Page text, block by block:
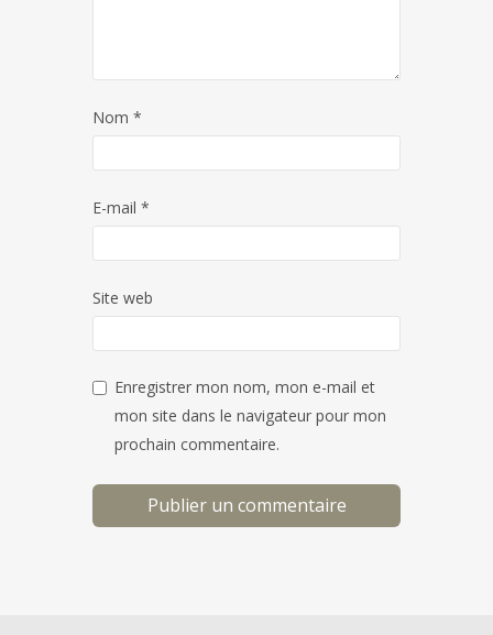
Nom *
E-mail *
Site web
Enregistrer mon nom, mon e-mail et
mon site dans le navigateur pour mon
prochain commentaire.